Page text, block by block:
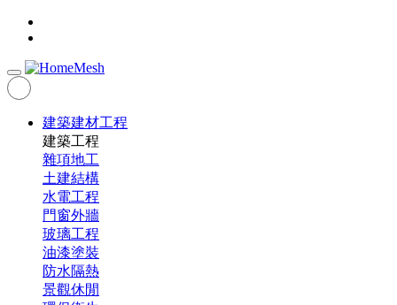
建築建材工程
建築工程
雜項地工
土建結構
水電工程
門窗外牆
玻璃工程
油漆塗裝
防水隔熱
景觀休閒